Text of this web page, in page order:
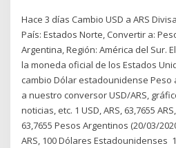
Hace 3 días Cambio USD a ARS
País: Estados Norte, Convertir a:
Argentina, Región: América del Sur.
la moneda oficial de los Estados
cambio Dólar estadounidense Peso
a nuestro conversor USD/ARS,
noticias, etc. 1 USD, ARS, 63,7655
63,7655 Pesos Argentinos (20/03/
ARS, 100 Dólares Estadounidenses